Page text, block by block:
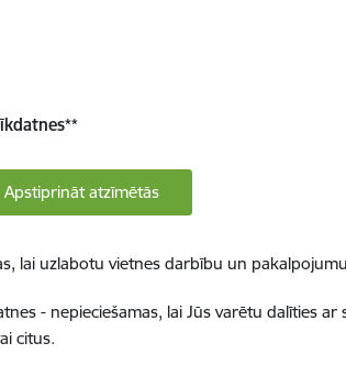
**
Apstiprināt atzīmētās
lai uzlabotu vietnes darbību un
- nepieciešamas, lai Jūs varētu dalīties
citus.